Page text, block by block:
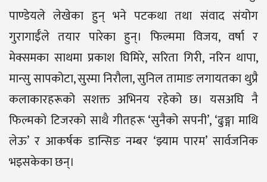
पाण्डेयले लेखेका हुन् भने पटकथा तथा संवाद संयोग
गुरागाईँले तयार पारेका हुन्। फिल्ममा विजय, वर्षा र
मेक्समका साथमा प्रकाश घिमिरे, सरिता गिरी, नरिन थापा,
मान्सु सापकोटा, सुस्मा निरौला, सुनिल तामाङ लगायतका थुप्रै
कलाकारहरूको सशक्त अभिनय रहेको छ। यसअघि नै
फिल्मको टिजरको साथै गीतहरू ‘सुनैको सपनी’, ‘ढुङ्गा माथि
लेऊ’ र आकर्षक डान्सिङ नम्बर ‘झ्याम पारम’ सार्वजनिक
भइसकेका छन्।